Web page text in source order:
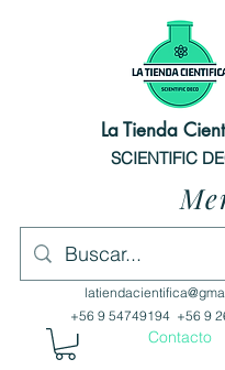
La Tienda
SCIENTIFIC
+56 9 54749194 +56 9
Contacto